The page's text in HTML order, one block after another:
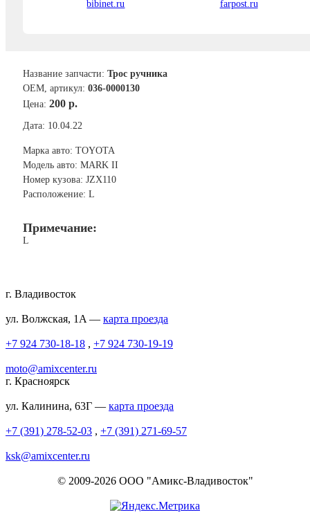
bibinet.ru farpost.ru
Название запчасти: Трос ручника
ОЕМ, артикул: 036-0000130
Цена: 200 р.
Дата: 10.04.22
Марка авто: TOYOTA
Модель авто: MARK II
Номер кузова: JZX110
Расположение: L
Примечание:
L
г. Владивосток
ул. Волжская, 1A — карта проезда
+7 924 730-18-18 , +7 924 730-19-19
moto@amixcenter.ru
г. Красноярск
ул. Калинина, 63Г — карта проезда
+7 (391) 278-52-03 , +7 (391) 271-69-57
ksk@amixcenter.ru
© 2009-2026 ООО "Амикс-Владивосток"